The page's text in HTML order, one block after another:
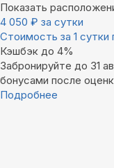
Показать
4 050 ₽ за сутки
Стоимость за 1 сутки
Кэшбэк до 4%
Забронируйте до 31
бонусами после
Подробнее